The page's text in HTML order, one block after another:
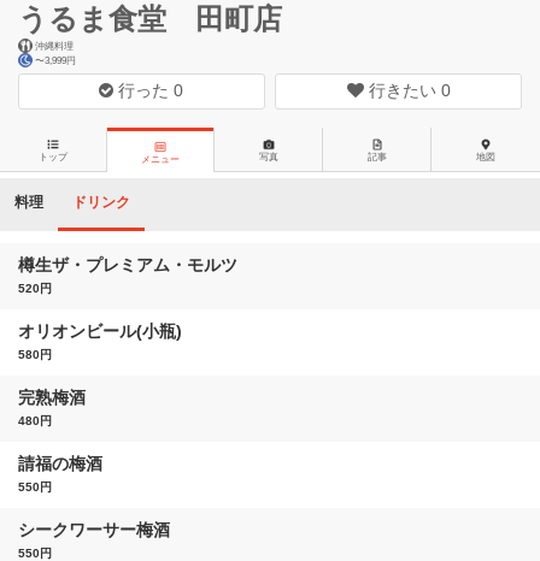
うるま食堂 田町店
沖縄料理
〜3,999円
行った0 行きたい 0
トップ メニュー 写真 記事 地図
料理 ドリンク
樽生ザ・プレミアム・モルツ
520円
オリオンビール(小瓶)
580円
完熟梅酒
480円
請福の梅酒
550円
シークワーサー梅酒
550円